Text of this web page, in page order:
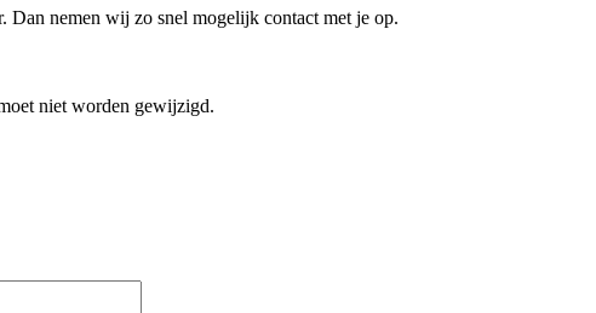
Dan nemen wij zo snel mogelijk contact met je op.
niet worden gewijzigd.